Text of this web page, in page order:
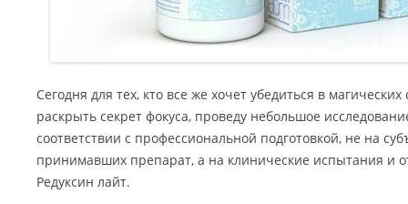
Сегодня для тех, кто все же хочет убедиться в
раскрыть секрет фокуса, проведу небольшое
соответствии с профессиональной подготовкой, не на
принимавших препарат, а на клинические испытания и
Редуксин лайт.